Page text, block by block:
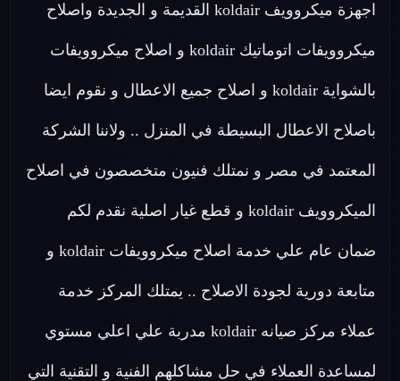
اجهزة ميكروويف koldair القديمة و الجديدة واصلاح
ميكروويفات اتوماتيك koldair و اصلاح ميكروويفات
بالشواية koldair و اصلاح جميع الاعطال و نقوم ايضا
باصلاح الاعطال البسيطة في المنزل .. ولاننا الشركة
المعتمد في مصر و نمتلك فنيون متخصصون في اصلاح
الميكروويف koldair و قطع غيار اصلية نقدم لكم
ضمان عام علي خدمة اصلاح ميكروويفات koldair و
متابعة دورية لجودة الاصلاح .. يمتلك المركز خدمة
عملاء مركز صيانه koldair مدربة علي اعلي مستوي
لمساعدة العملاء في حل مشاكلهم الفنية و التقنية التي